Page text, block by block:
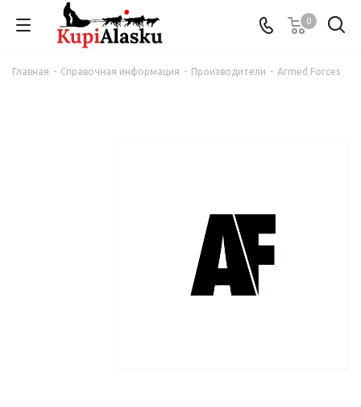
0
Главная - Справочная информация - Производители - Armed Forces